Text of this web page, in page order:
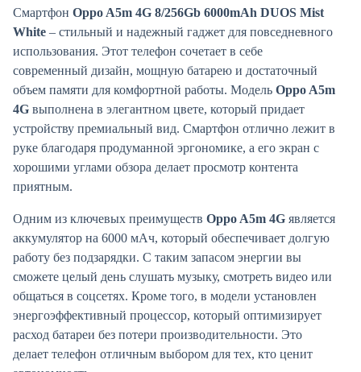
Смартфон Oppo A5m 4G 8/256Gb 6000mAh DUOS Mist
White – стильный и надежный гаджет для повседневного
использования. Этот телефон сочетает в себе
современный дизайн, мощную батарею и достаточный
объем памяти для комфортной работы. Модель Oppo A5m
4G выполнена в элегантном цвете, который придает
устройству премиальный вид. Смартфон отлично лежит в
руке благодаря продуманной эргономике, а его экран с
хорошими углами обзора делает просмотр контента
приятным.
Одним из ключевых преимуществ Oppo A5m 4G является
аккумулятор на 6000 мАч, который обеспечивает долгую
работу без подзарядки. С таким запасом энергии вы
сможете целый день слушать музыку, смотреть видео или
общаться в соцсетях. Кроме того, в модели установлен
энергоэффективный процессор, который оптимизирует
расход батареи без потери производительности. Это
делает телефон отличным выбором для тех, кто ценит